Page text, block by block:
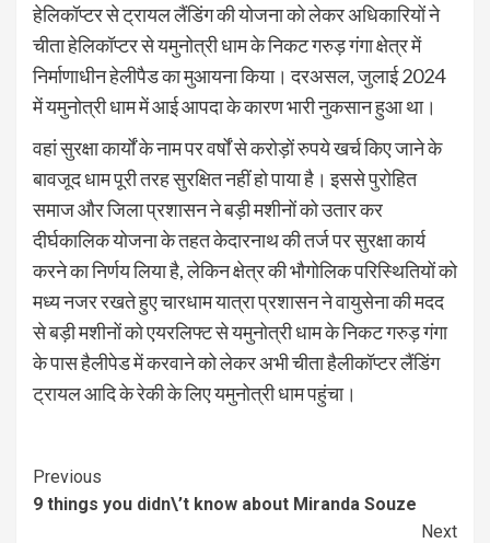
हेलिकॉप्टर से ट्रायल लैंडिंग की योजना को लेकर अधिकारियों ने
चीता हेलिकॉप्टर से यमुनोत्री धाम के निकट गरुड़ गंगा क्षेत्र में
निर्माणाधीन हेलीपैड का मुआयना किया। दरअसल, जुलाई 2024
में यमुनोत्री धाम में आई आपदा के कारण भारी नुकसान हुआ था।
वहां सुरक्षा कार्यों के नाम पर वर्षों से करोड़ों रुपये खर्च किए जाने के
बावजूद धाम पूरी तरह सुरक्षित नहीं हो पाया है। इससे पुरोहित
समाज और जिला प्रशासन ने बड़ी मशीनों को उतार कर
दीर्घकालिक योजना के तहत केदारनाथ की तर्ज पर सुरक्षा कार्य
करने का निर्णय लिया है, लेकिन क्षेत्र की भौगोलिक परिस्थितियों को
मध्य नजर रखते हुए चारधाम यात्रा प्रशासन ने वायुसेना की मदद
से बड़ी मशीनों को एयरलिफ्ट से यमुनोत्री धाम के निकट गरुड़ गंगा
के पास हैलीपेड में करवाने को लेकर अभी चीता हैलीकॉप्टर लैंडिंग
ट्रायल आदि के रेकी के लिए यमुनोत्री धाम पहुंचा।
Continue
Reading
Previous
9 things you didn\’t know about Miranda Souze
Next